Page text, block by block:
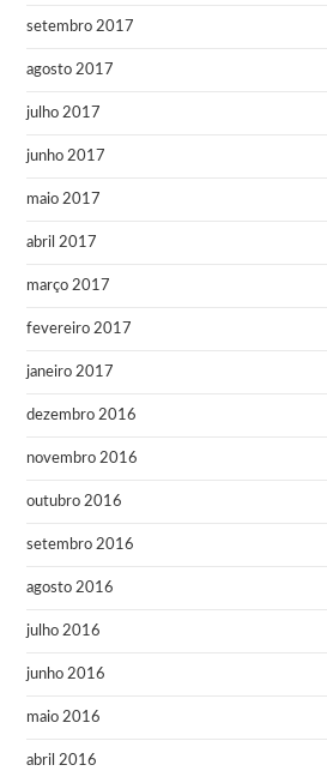
setembro 2017
agosto 2017
julho 2017
junho 2017
maio 2017
abril 2017
março 2017
fevereiro 2017
janeiro 2017
dezembro 2016
novembro 2016
outubro 2016
setembro 2016
agosto 2016
julho 2016
junho 2016
maio 2016
abril 2016